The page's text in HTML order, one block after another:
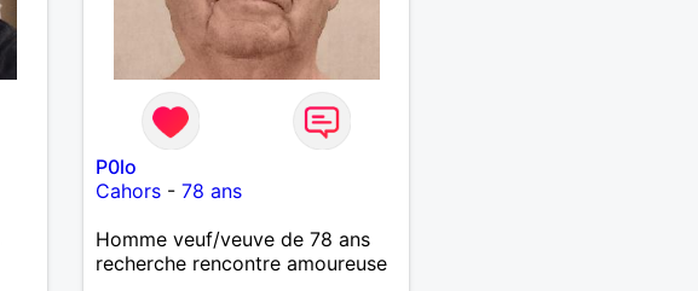
P0lo
Cahors -78 ans
Homme veuf/veuve de 78 ans
recherche rencontre amoureuse